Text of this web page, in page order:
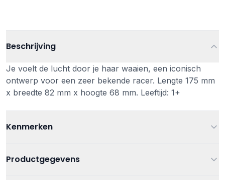
Beschrijving
Je voelt de lucht door je haar waaien, een iconisch
ontwerp voor een zeer bekende racer. Lengte 175 mm
x breedte 82 mm x hoogte 68 mm. Leeftijd: 1+
Kenmerken
Productgegevens